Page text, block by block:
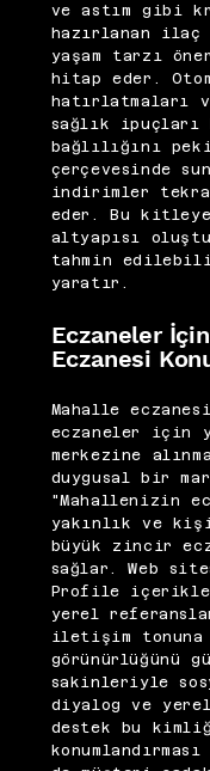
ve astım gibi
hazırlanan ilaç
yaşam tarzı
hitap eder.
sağlık ipuçları
bağlılığını
çerçevesinde
indirimler
eder. Bu
altyapısı
tahmin
yaratır.
Eczaneler
Eczanesi
Mahalle eczanesi
eczaneler için
merkezine
duygusal bir
"Mahallenizin
yakınlık ve
büyük zincir
sağlar. Web
Profile
yerel
iletişim tonuna
görünürlüğünü
sakinleriyle
diyalog ve
destek bu